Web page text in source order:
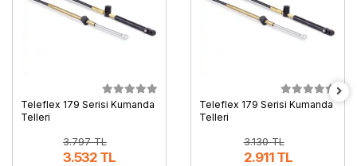
Teleflex 179 Serisi Kumanda
Telleri
3.797 TL
3.532 TL
Teleflex 179 Serisi Kumanda
Telleri
3.130 TL
2.911 TL